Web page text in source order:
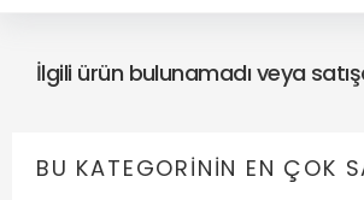
İlgili ürün bulunamadı veya
BU KATEGORININ EN ÇOK